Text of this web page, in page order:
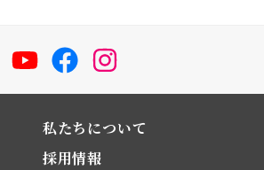
YouTubeFacebook
私たちについて
採用情報